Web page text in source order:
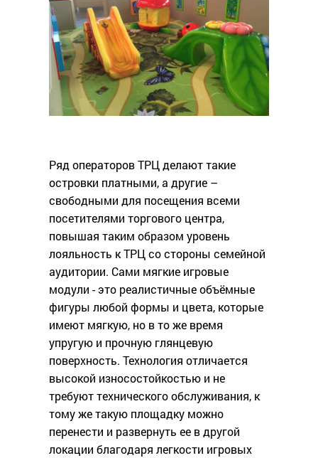
Ряд операторов ТРЦ делают такие
островки платными, а другие –
свободными для посещения всеми
посетителями торгового центра,
повышая таким образом уровень
лояльность к ТРЦ со стороны семейной
аудитории. Сами мягкие игровые
модули - это реалистичные объёмные
фигуры любой формы и цвета, которые
имеют мягкую, но в то же время
упругую и прочную глянцевую
поверхность. Технология отличается
высокой износостойкостью и не
требуют технического обслуживания, к
тому же такую площадку можно
перенести и развернуть ее в другой
локации благодаря легкости игровых